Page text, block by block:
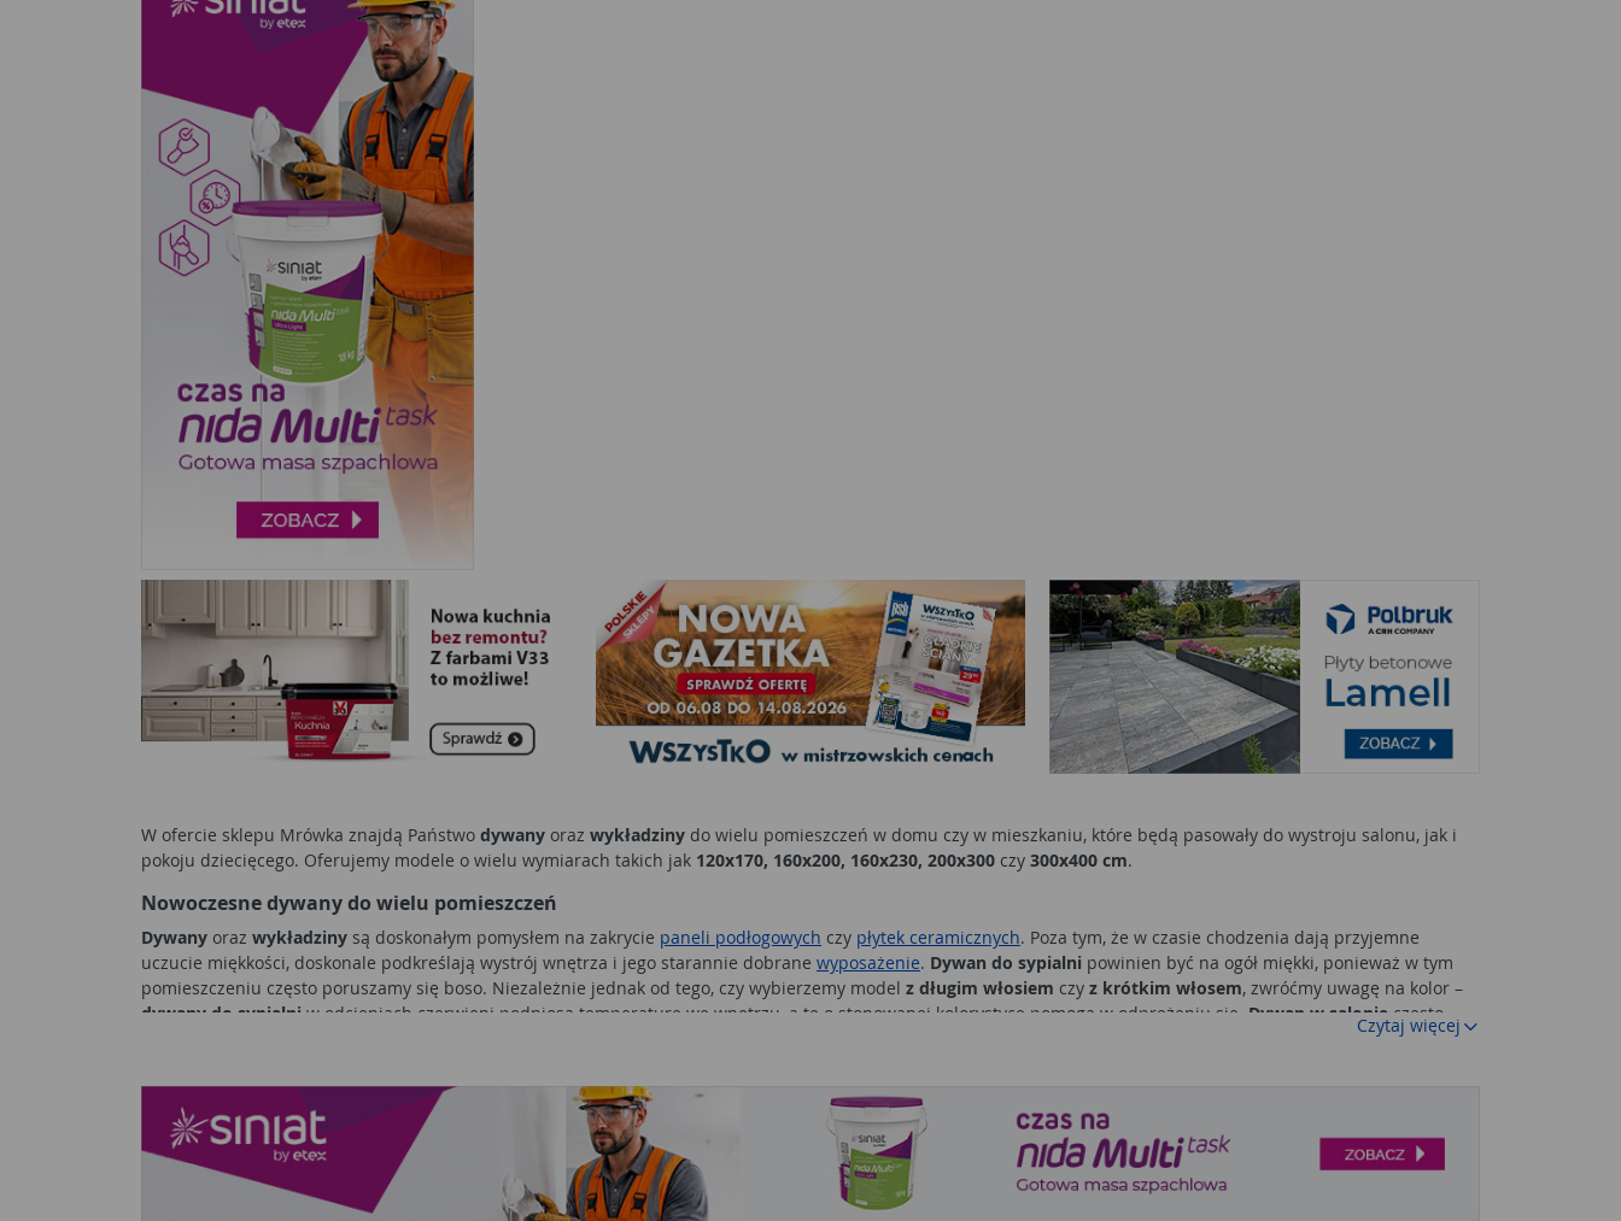
FLORENTYNA (3)
INDAVO (338)
KAEM (1)
MIRPOL (2)
MULTI-DECOR (297)
OŁER (2)
TIN TOURS (4)
TS INTERIOR (3)
VIMAR (79)
W ofercie sklepu Mrówka znajdą Państwo dywany oraz wykładziny do wielu pomieszczeń w domu czy w mieszkaniu, które będą pasowały do wystroju salonu, jak i
pokoju dziecięcego. Oferujemy modele o wielu wymiarach takich jak 120x170, 160x200, 160x230, 200x300 czy 300x400 cm.
Nowoczesne dywany do wielu pomieszczeń
Dywany oraz wykładziny są doskonałym pomysłem na zakrycie paneli podłogowych czy płytek ceramicznych. Poza tym, że w czasie chodzenia dają przyjemne
uczucie miękkości, doskonale podkreślają wystrój wnętrza i jego starannie dobrane wyposażenie. Dywan do sypialni powinien być na ogół miękki, ponieważ w tym
pomieszczeniu często poruszamy się boso. Niezależnie jednak od tego, czy wybierzemy model z długim włosiem czy z krótkim włosem, zwróćmy uwagę na kolor –
dywany do sypialni w odcieniach czerwieni podniosą temperaturę we wnętrzu, a te o stonowanej kolorystyce pomogą w odprężeniu się. Dywan w salonie często
pojawia się w modnych aranżacjach, szczególnie w okolicy stolika, by odpoczynek na sofie był jeszcze bardziej komfortowy. Niezwykłe wzory będą stanowiły wspaniałą
wiele różnorodnych kształtów.
Duże i małe dywany w każdym pokoju
W nowoczesnym domu nie może zabraknąć również chodników dywanowych
, które można ułożyć w przedpokoju czy na korytarzu. Jeśli mieszkamy w piętrowym
budynku, niezbędne będą również
nakładki schodowe, które poprawią bezpieczeństwo w czasie wchodzenia i schodzenia po schodach. Czy
Czytaj więcej